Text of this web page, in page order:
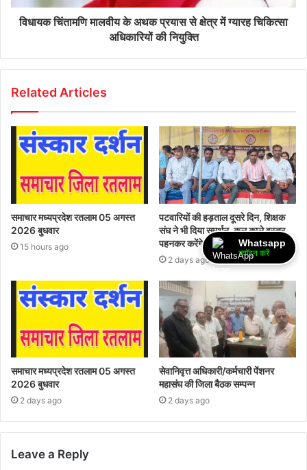
विधायक चिंतामणि मालवीय के अथक प्रयास से क्षेत्र में ग्यारह चिकित्सा
अधिकारियों की नियुक्ति
Related Articles
समाचार मध्यप्रदेश रतलाम 05 अगस्त
2026 बुधवार
15 hours ago
पटवारियों की हड़ताल दूसरे दिन, शिक्षक
संघ ने भी दिया समर्थन, कल काले वस्त्र
पहनकर करेंगे विरोध
2 days ago
समाचार मध्यप्रदेश रतलाम 05 अगस्त
2026 बुधवार
2 days ago
सेवानिवृत्त अधिकारी/कर्मचारी पेंशनर
महासंघ की जिला बैठक सम्पन्न
2 days ago
Leave a Reply
Whatsapp
ज्वॉइन करें